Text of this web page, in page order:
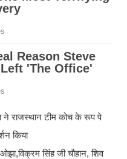
राजस्थान टीम कोच के रूप पे
किया
सिंह जी चौहान, शिव